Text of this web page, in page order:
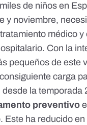
de niños en
y noviembre,
médico y
Con la
pequeños de este
carga
la temporada
preventivo
Este ha reducido en